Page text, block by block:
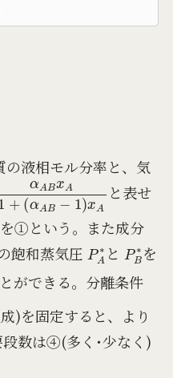
液相モル分率と、気
A1+
A
と表せ
を①という。また成分
飽和蒸気圧
A ∗と B ∗
を
ができる。分離条件
)を固定すると、より
数は④(多く･少なく)